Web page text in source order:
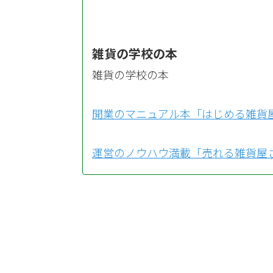
雑貨の学校の本
雑貨の学校の本
開業のマニュアル本「はじめる雑貨
運営のノウハウ満載「売れる雑貨屋